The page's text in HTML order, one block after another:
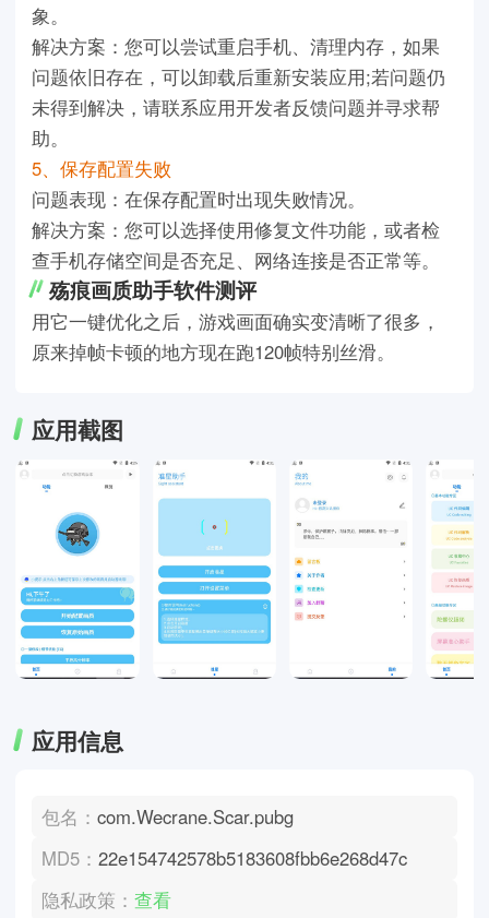
象。
解决方案：您可以尝试重启手机、清理内存，如果
问题依旧存在，可以卸载后重新安装应用;若问题仍
未得到解决，请联系应用开发者反馈问题并寻求帮
助。
5、保存配置失败
问题表现：在保存配置时出现失败情况。
解决方案：您可以选择使用修复文件功能，或者检
查手机存储空间是否充足、网络连接是否正常等。
殇痕画质助手软件测评
用它一键优化之后，游戏画面确实变清晰了很多，
原来掉帧卡顿的地方现在跑120帧特别丝滑。
应用截图
应用信息
包名：com.Wecrane.Scar.pubg
MD5：22e154742578b5183608fbb6e268d47c
隐私政策：查看